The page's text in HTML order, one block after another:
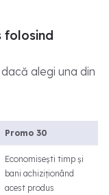
folosind
alegi una din
Promo 30
Economisești timp și
bani achiziționând
acest produs